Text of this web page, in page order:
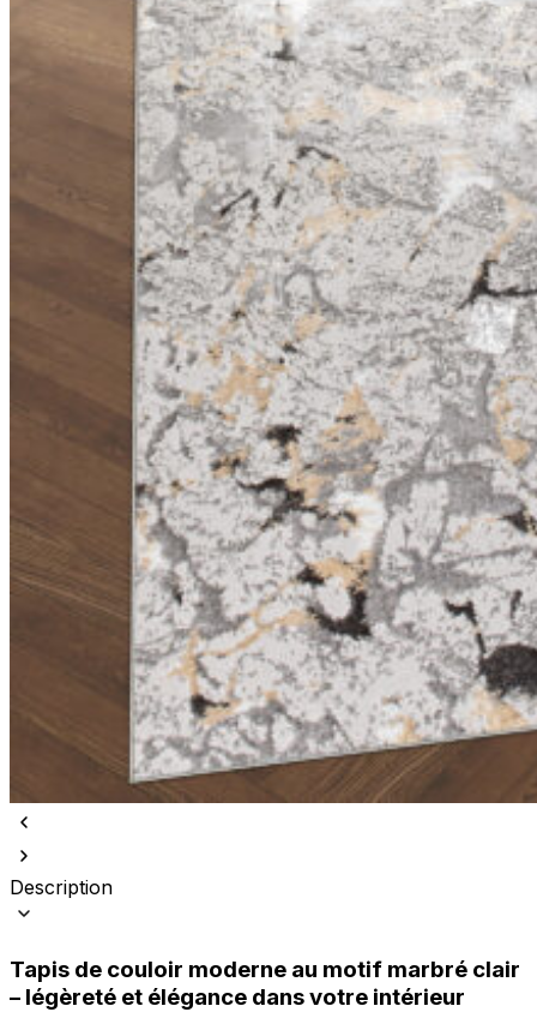
Description
Tapis de couloir moderne au motif marbré clair
– légèreté et élégance dans votre intérieur